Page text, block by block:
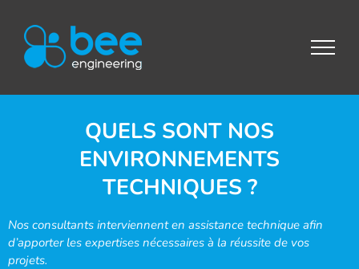
contenu
QUELS SONT NOS
ENVIRONNEMENTS
TECHNIQUES ?
Nos consultants interviennent en assistance technique afin
d’apporter les expertises nécessaires à la réussite de vos
projets.